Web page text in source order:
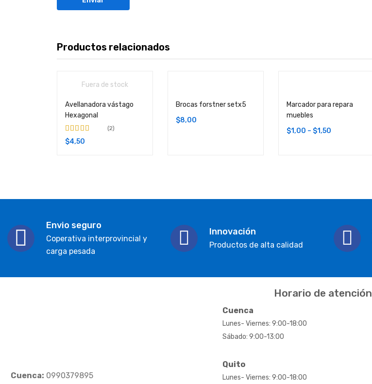
Productos relacionados
Fuera de stock
Avellanadora vástago
Hexagonal
Valorado en
de 5
2
$4,50
Brocas forstner setx5
$8,00
Marcador para repara
muebles
$1,00 – $1,50
Envio seguro
Coperativa interprovincial y
carga pesada
Innovación
Productos de alta calidad
Cuenca: 0990379895
Horario de atención
Cuenca
Lunes- Viernes: 9:00-18:00
Sábado: 9:00-13:00
Quito
Lunes- Viernes: 9:00-18:00